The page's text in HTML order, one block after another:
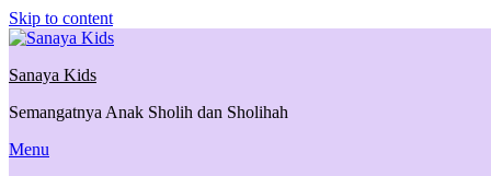
Skip to content
Sanaya Kids
Semangatnya Anak Sholih dan Sholihah
Menu